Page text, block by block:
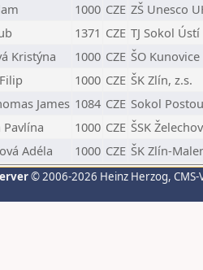
1000 CZE ZŠ Unesco
1371 CZE TJ Sokol Ústí
Kristýna 1000 CZE ŠO Kunovice
1000 CZE ŠK Zlín, z.s.
James 1084 CZE Sokol
1000 CZE ŠSK
Adéla 1000 CZE ŠK Zlín-
© 2006-2026 Heinz Herzog,